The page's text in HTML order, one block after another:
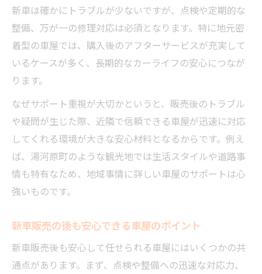
新車は確かにトラブルが少ないですが、点検や定期的な
整備、万が一の修理対応は必須となります。特に地元密
着型の車屋では、購入後のアフターサービスが充実して
いるケースが多く、長期的なカーライフの安心につなが
ります。
なぜサポート重視が大切かというと、販売後のトラブル
や疑問が生じた際、近隣で信頼できる車屋が迅速に対応
してくれる環境が大きな安心材料となるからです。例え
ば、湯河原町のような観光地では生活スタイルや道路事
情も特有なため、地域事情に詳しい車屋のサポートは心
強いものです。
新車販売の後も安心できる車屋のポイント
新車販売後も安心して任せられる車屋にはいくつかの共
通点があります。まず、点検や整備への迅速な対応力、